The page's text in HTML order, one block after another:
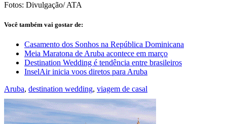
Fotos: Divulgação/ ATA
Você também vai gostar de:
Casamento dos Sonhos na República Dominicana
Meia Maratona de Aruba acontece em março
Destination Wedding é tendência entre brasileiros
InselAir inicia voos diretos para Aruba
Aruba, destination wedding, viagem de casal